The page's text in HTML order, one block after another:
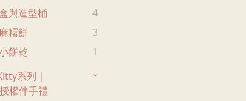
與造型桶
4
糬餅
3
餅乾
1
系列｜
權伴手禮